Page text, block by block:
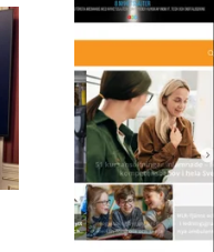
IHM stärker sitt